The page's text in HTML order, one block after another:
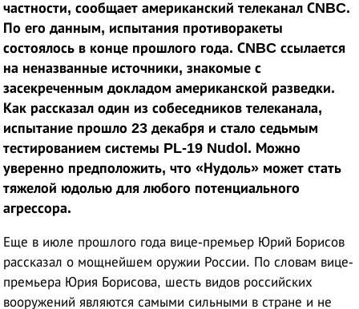
частности, сообщает американский телеканал СNBC.
По его данным, испытания противоракеты
состоялось в конце прошлого года. СNBC ссылается
на неназванные источники, знакомые с
засекреченным докладом американской разведки.
Как рассказал один из собеседников телеканала,
испытание прошло 23 декабря и стало седьмым
тестированием системы PL-19 Nudol. Можно
уверенно предположить, что «Нудоль» может стать
тяжелой юдолью для любого потенциального
агрессора.
Еще в июле прошлого года вице-премьер Юрий Борисов
рассказал о мощнейшем оружии России. По словам вице-
премьера Юрия Борисова, шесть видов российских
вооружений являются самыми сильными в стране и не